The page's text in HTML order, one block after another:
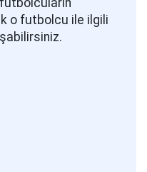
o futbolcu ile ilgili